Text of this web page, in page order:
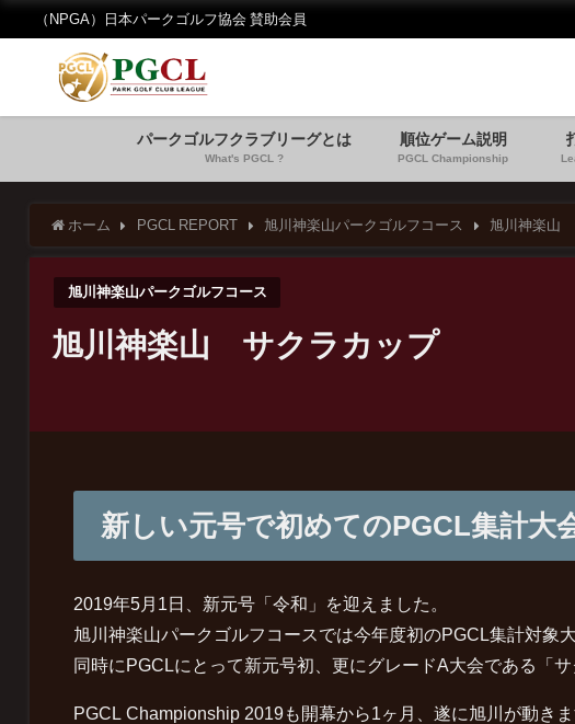
（NPGA）日本パークゴルフ協会 賛助会員
パークゴルフクラブリーグとは
What's PGCL ?
順位ゲーム説明
PGCL Championship
ホーム PGCL REPORT 旭川神楽山パークゴルフコース 旭川神楽山
旭川神楽山パークゴルフコース
旭川神楽山 サクラカップ
新しい元号で初めてのPGCL集計大
2019年5月1日、新元号「令和」を迎えました。
旭川神楽山パークゴルフコースでは今年度初のPGCL集計対象大
同時にPGCLにとって新元号初、更にグレードA大会である「
PGCL Championship 2019も開幕から1ヶ月、遂に旭川が動きま